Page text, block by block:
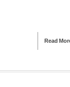
Read